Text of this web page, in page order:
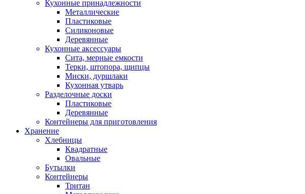
Кухонные принадлежности
Металлические
Пластиковые
Силиконовые
Деревянные
Кухонные аксессуары
Сита, мерные емкости
Терки, штопора, щипцы
Миски, дуршлаки
Кухонная утварь
Разделочные доски
Пластиковые
Деревянные
Контейнеры для приготовления
Хранение
Хлебницы
Квадратные
Овальные
Бутылки
Контейнеры
Тритан